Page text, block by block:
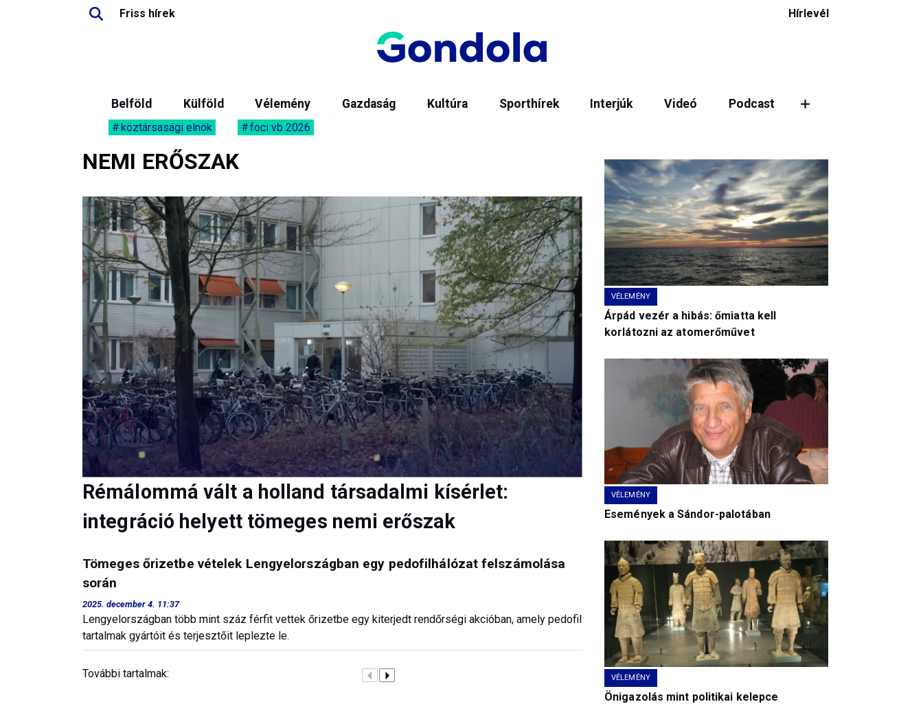
Friss hírek Hírlevél
Belföld Külföld Vélemény Gazdaság Kultúra Sporthírek Interjúk Videó Podcast
köztársasági elnök foci vb 2026
NEMI ERŐSZAK
Rémálommá vált a holland társadalmi kísérlet:
integráció helyett tömeges nemi erőszak
Tömeges őrizetbe vételek Lengyelországban egy pedofilhálózat felszámolása
során
2025. december 4. 11:37
Lengyelországban több mint száz férfit vettek őrizetbe egy kiterjedt rendőrségi akcióban, amely pedofil
tartalmak gyártóit és terjesztőit leplezte le.
További tartalmak:
VÉLEMÉNY
Árpád vezér a hibás: őmiatta kell
korlátozni az atomerőművet
VÉLEMÉNY
Események a Sándor-palotában
VÉLEMÉNY
Önigazolás mint politikai kelepce